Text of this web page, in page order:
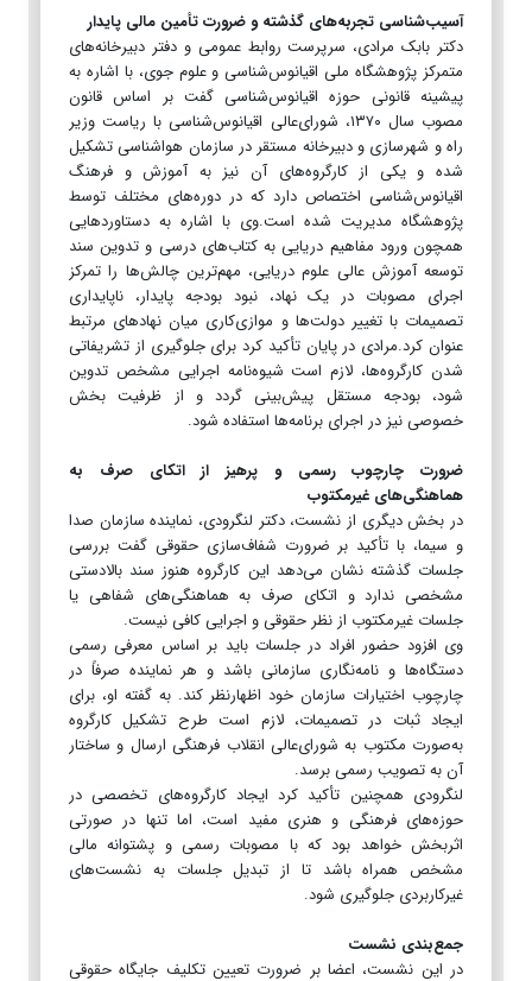
آسیب‌شناسی تجربه‌های گذشته و ضرورت تأمین مالی پایدار
دکتر بابک مرادی، سرپرست روابط عمومی و دفتر دبیرخانه‌های
متمرکز پژوهشگاه ملی اقیانوس‌شناسی و علوم جوی، با اشاره به
پیشینه قانونی حوزه اقیانوس‌شناسی گفت بر اساس قانون
مصوب سال ۱۳۷۰، شورای‌عالی اقیانوس‌شناسی با ریاست وزیر
راه و شهرسازی و دبیرخانه مستقر در سازمان هواشناسی تشکیل
شده و یکی از کارگروه‌های آن نیز به آموزش و فرهنگ
اقیانوس‌شناسی اختصاص دارد که در دوره‌های مختلف توسط
پژوهشگاه مدیریت شده است.وی با اشاره به دستاوردهایی
همچون ورود مفاهیم دریایی به کتاب‌های درسی و تدوین سند
توسعه آموزش عالی علوم دریایی، مهم‌ترین چالش‌ها را تمرکز
اجرای مصوبات در یک نهاد، نبود بودجه پایدار، ناپایداری
تصمیمات با تغییر دولت‌ها و موازی‌کاری میان نهادهای مرتبط
عنوان کرد.مرادی در پایان تأکید کرد برای جلوگیری از تشریفاتی
شدن کارگروه‌ها، لازم است شیوه‌نامه اجرایی مشخص تدوین
شود، بودجه مستقل پیش‌بینی گردد و از ظرفیت بخش
خصوصی نیز در اجرای برنامه‌ها استفاده شود.
ضرورت چارچوب رسمی و پرهیز از اتکای صرف به
هماهنگی‌های غیرمکتوب
در بخش دیگری از نشست، دکتر لنگرودی، نماینده سازمان صدا
و سیما، با تأکید بر ضرورت شفاف‌سازی حقوقی گفت بررسی
جلسات گذشته نشان می‌دهد این کارگروه هنوز سند بالادستی
مشخصی ندارد و اتکای صرف به هماهنگی‌های شفاهی یا
جلسات غیرمکتوب از نظر حقوقی و اجرایی کافی نیست.
وی افزود حضور افراد در جلسات باید بر اساس معرفی رسمی
دستگاه‌ها و نامه‌نگاری سازمانی باشد و هر نماینده صرفاً در
چارچوب اختیارات سازمان خود اظهارنظر کند. به گفته او، برای
ایجاد ثبات در تصمیمات، لازم است طرح تشکیل کارگروه
به‌صورت مکتوب به شورای‌عالی انقلاب فرهنگی ارسال و ساختار
آن به تصویب رسمی برسد.
لنگرودی همچنین تأکید کرد ایجاد کارگروه‌های تخصصی در
حوزه‌های فرهنگی و هنری مفید است، اما تنها در صورتی
اثربخش خواهد بود که با مصوبات رسمی و پشتوانه مالی
مشخص همراه باشد تا از تبدیل جلسات به نشست‌های
غیرکاربردی جلوگیری شود.
جمع‌بندی نشست
در این نشست، اعضا بر ضرورت تعیین تکلیف جایگاه حقوقی